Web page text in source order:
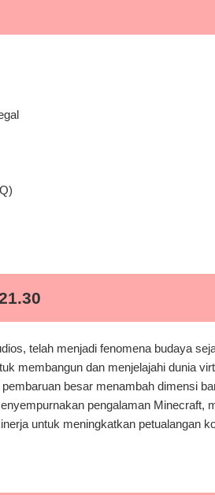
telah menjadi fenomena budaya
membangun dan menjelajahi dunia
besar menambah dimensi
pengalaman Minecraft,
untuk meningkatkan petualangan